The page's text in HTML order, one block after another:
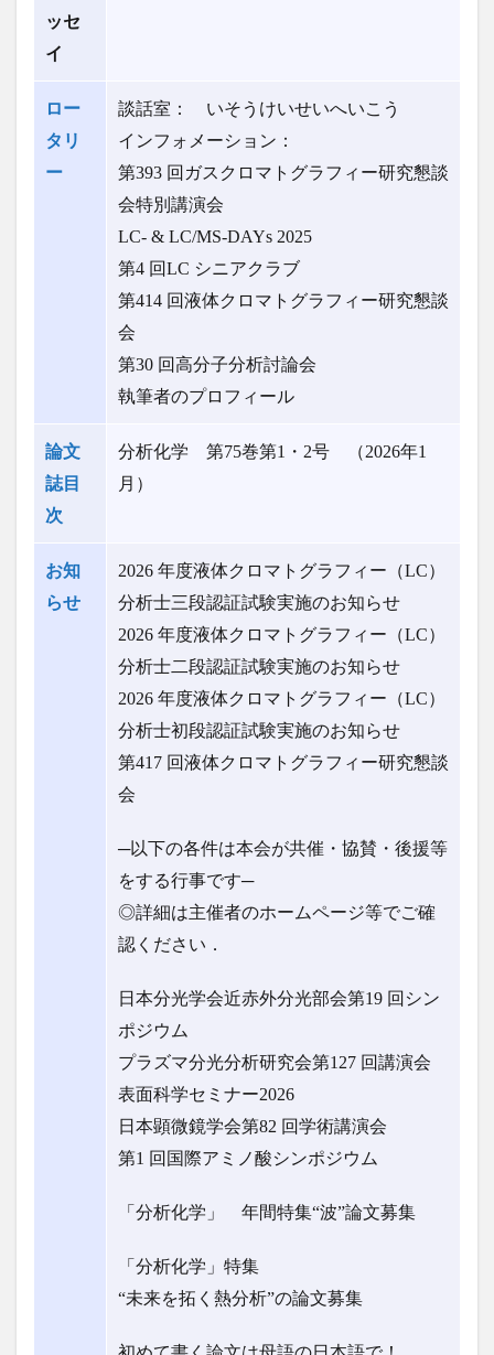
ッセ
イ
ロー
タリ
ー
談話室： いそうけいせいへいこう
インフォメーション：
第393 回ガスクロマトグラフィー研究懇談
会特別講演会
LC- & LC/MS-DAYs 2025
第4 回LC シニアクラブ
第414 回液体クロマトグラフィー研究懇談
会
第30 回高分子分析討論会
執筆者のプロフィール
論文
誌目
次
分析化学 第75巻第1・2号 （2026年1
月）
お知
らせ
2026 年度液体クロマトグラフィー（LC）
分析士三段認証試験実施のお知らせ
2026 年度液体クロマトグラフィー（LC）
分析士二段認証試験実施のお知らせ
2026 年度液体クロマトグラフィー（LC）
分析士初段認証試験実施のお知らせ
第417 回液体クロマトグラフィー研究懇談
会
─以下の各件は本会が共催・協賛・後援等
をする行事です─
◎詳細は主催者のホームページ等でご確
認ください．
日本分光学会近赤外分光部会第19 回シン
ポジウム
プラズマ分光分析研究会第127 回講演会
表面科学セミナー2026
日本顕微鏡学会第82 回学術講演会
第1 回国際アミノ酸シンポジウム
「分析化学」 年間特集“波”論文募集
「分析化学」特集
“未来を拓く熱分析”の論文募集